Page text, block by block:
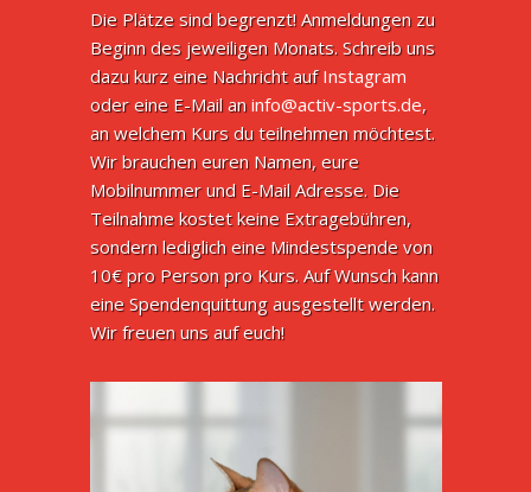
Die Plätze sind begrenzt! Anmeldungen zu
Beginn des jeweiligen Monats. Schreib uns
dazu kurz eine Nachricht aufInstagram
oder eine E-Mail aninfo@activ-sports.de,
an welchem Kurs du teilnehmen möchtest.
Wir brauchen euren Namen, eure
Mobilnummer und E-Mail Adresse. Die
Teilnahme kostet keine Extragebühren,
sondern lediglich eine Mindestspende von
10€ pro Person pro Kurs. Auf Wunsch kann
eine Spendenquittung ausgestellt werden.
Wir freuen uns auf euch!